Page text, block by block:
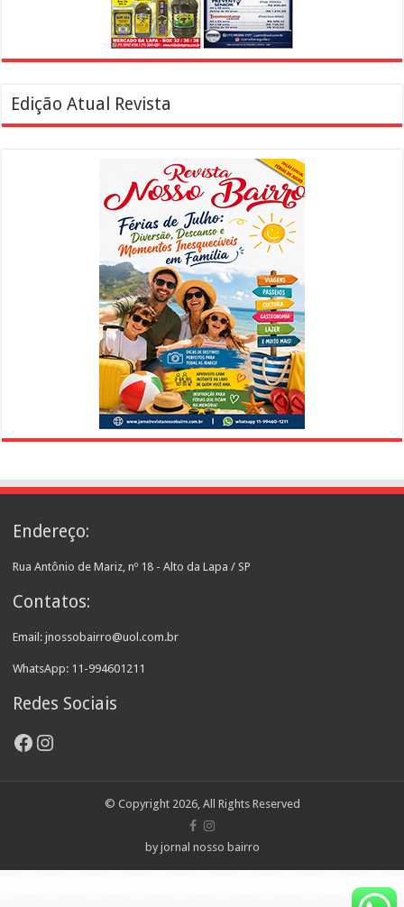
Edição Atual Revista
Endereço:
Rua Antônio de Mariz, nº 18 - Alto da Lapa / SP
Contatos:
Email: jnossobairro@uol.com.br
WhatsApp: 11-994601211
Redes Sociais
Facebook
Instagram
© Copyright 2026, All Rights Reserved
by jornal nosso bairro